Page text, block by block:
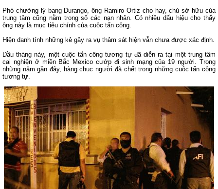
Phó chưởng lý bang Durango, ông Ramiro Ortiz cho hay, chủ sở hữu của
trung tâm cũng nằm trong số các nạn nhân. Có nhiều dấu hiệu cho thấy
ông này là mục tiêu chính của cuộc tấn công.
Hiện danh tính những kẻ gây ra vụ thảm sát hiện vẫn chưa được xác định.
Đầu tháng này, một cuộc tấn công tương tự đã diễn ra tại một trung tâm
cai nghiện ở miền Bắc Mexico cướp đi sinh mạng của 19 người. Trong
những năm gần đây, hàng chục người đã chết trong những cuộc tấn công
tương tự.